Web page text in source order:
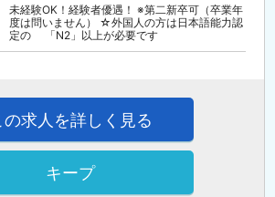
未経験OK！経験者優遇！ ※第二新卒可（卒業年
度は問いません） ☆外国人の方は日本語能力認
定の 「N2」以上が必要です
の求人を詳しく見る
キープ